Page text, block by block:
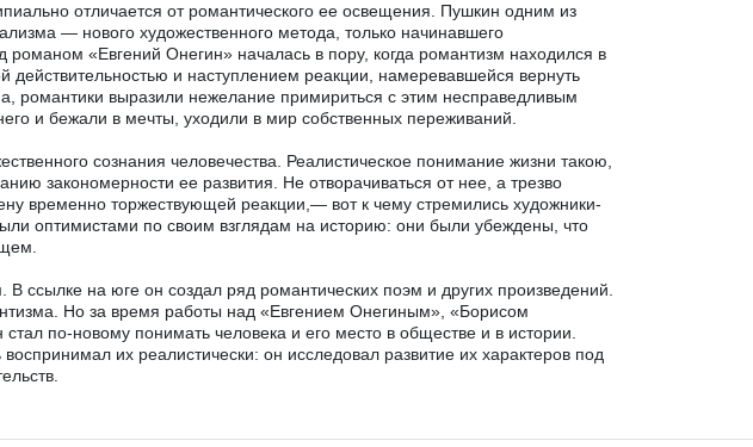
отличается от романтического ее освещения. Пушкин одним из
— нового художественного метода, только начинавшего
романом «Евгений Онегин» началась в пору, когда романтизм находился в
и наступлением реакции, намеревавшейся вернуть
романтики выразили нежелание примириться с этим несправедливым
и бежали в мечты, уходили в мир собственных переживаний.
сознания человечества. Реалистическое понимание жизни такою,
закономерности ее развития. Не отворачиваться от нее, а трезво
временно торжествующей реакции,— вот к чему стремились художники-
оптимистами по своим взглядам на историю: они были убеждены, что
ссылке на юге он создал ряд романтических поэм и других произведений.
Но за время работы над «Евгением Онегиным», «Борисом
по-новому понимать человека и его место в обществе и в истории.
их реалистически: он исследовал развитие их характеров под